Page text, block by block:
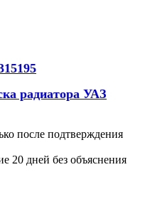
радиатора УАЗ
после подтверждения
20 дней без объяснения